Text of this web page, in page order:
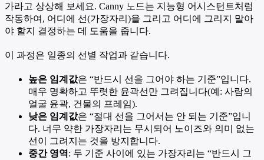
가라고 상상해 보세요. Canny 노드는 지능형 어시스턴트처럼
작동하여, 어디에 선(가장자리)을 그리고 어디에 그리지 말아
야 할지 결정하는 데 도움을 줍니다.
이 과정은 일종의 선별 작업과 같습니다.
높은 임계값은 “반드시 선을 그어야 하는 기준”입니다.
매우 명확하고 뚜렷한 윤곽선만 그려집니다(예: 사람의
얼굴 윤곽, 건물의 프레임).
낮은 임계값은 “절대 선을 그어서는 안 되는 기준”입니
다. 너무 약한 가장자리는 무시되어 노이즈와 의미 없는
선이 그려지는 것을 방지합니다.
중간 영역: 두 기준 사이에 있는 가장자리는 “반드시 그